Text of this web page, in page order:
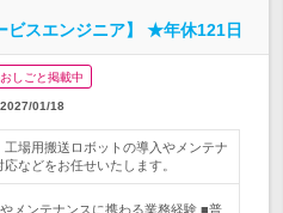
ビスエンジニア】 ★年休121日
しごと掲載中
2027/01/18
工場用搬送ロボットの導入やメンテナ
などをお任せいたします。
メンテナンスに携わる業務経験 ■普